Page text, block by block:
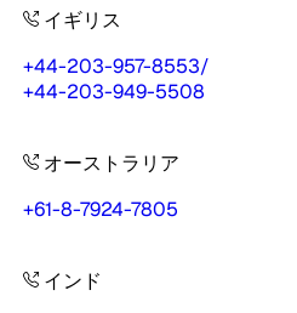
イギリス
+44-203-957-8553/
+44-203-949-5508
オーストラリア
+61-8-7924-7805
インド